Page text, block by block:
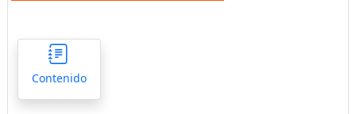
Contenido